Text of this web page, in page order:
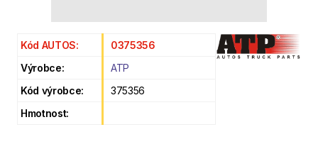
Kód AUTOS:
0375356
Výrobce:
ATP
Kód výrobce:
375356
Hmotnost: